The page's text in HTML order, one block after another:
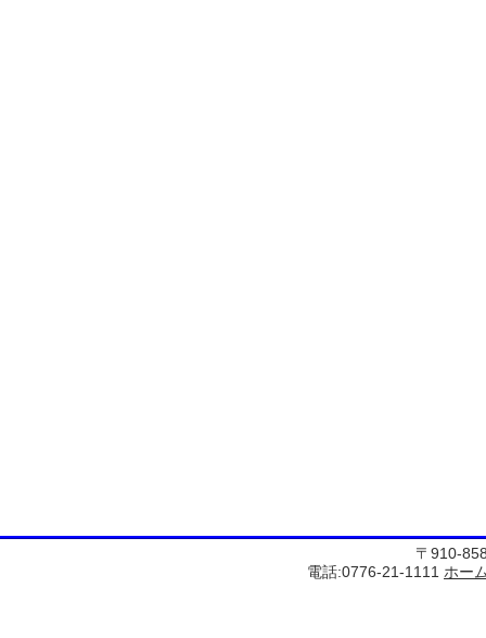
〒910-
電話:0776-21-1111 ホー